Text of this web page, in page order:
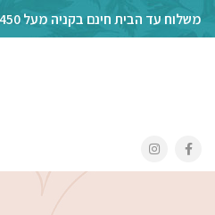
משלוח עד הבית חינם בקניה מעל ₪450